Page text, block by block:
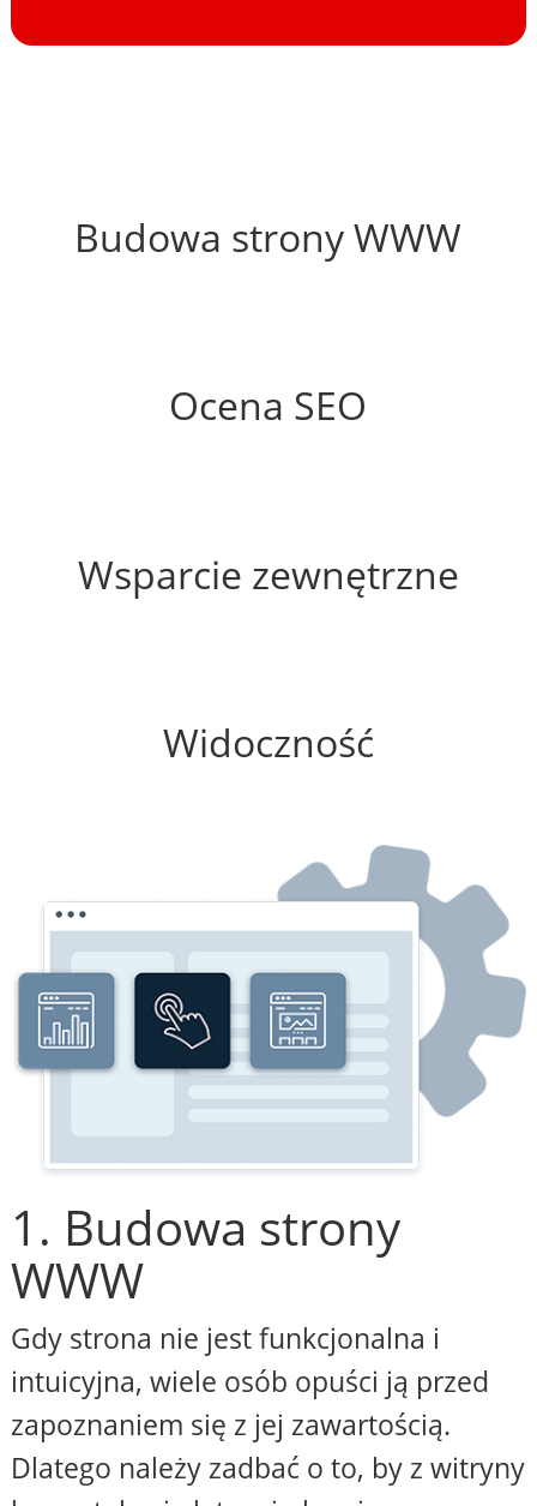
Budowa strony WWW
Ocena SEO
Wsparcie zewnętrzne
Widoczność
1. Budowa strony
WWW
Gdy strona nie jest funkcjonalna i
intuicyjna, wiele osób opuści ją przed
zapoznaniem się z jej zawartością.
Dlatego należy zadbać o to, by z witryny